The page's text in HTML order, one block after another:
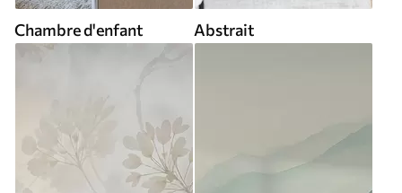
Chambre d'enfant Abstrait